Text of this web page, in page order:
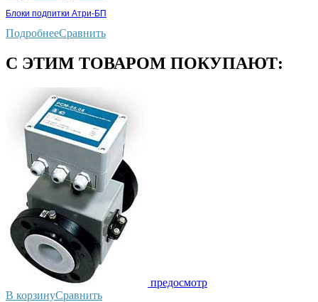
Блоки подпитки Атри-БП
ПодробнееСравнить
С ЭТИМ ТОВАРОМ ПОКУПАЮТ:
предосмотр
В корзинуСравнить